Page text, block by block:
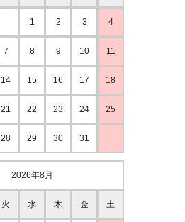
1 2 3 4
7 8 9 10 11
14 15 16 17 18
21 22 23 24 25
28 29 30 31
2026年8月
火 水 木 金 土